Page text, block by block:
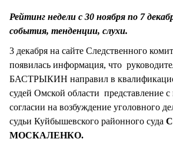
Рейтинг недели с 30 ноября по 7
события, тенденции, слухи.
3 декабря на сайте Следственного
появилась информация, что
БАСТРЫКИН направил в
судей Омской области представление
согласии на возбуждение уголовного
судьи Куйбышевского районного суда
МОСКАЛЕНКО.